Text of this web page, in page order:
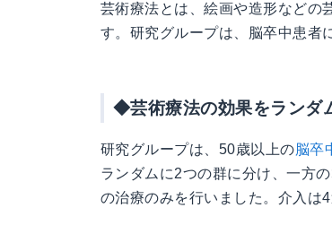
芸術療法とは、絵画や造形などの
す。研究グループは、脳卒中患者
◆芸術療法の効果をランダ
研究グループは、50歳以上の 脳卒
ランダムに2つの群に分け、一方
の治療のみを行いました。介入は